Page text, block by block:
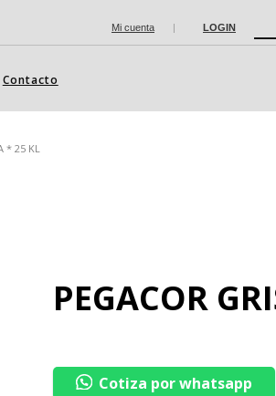
Mi cuenta | LOGIN
Contacto
* 25 KL
PEGACOR
Cotiza por whatsapp